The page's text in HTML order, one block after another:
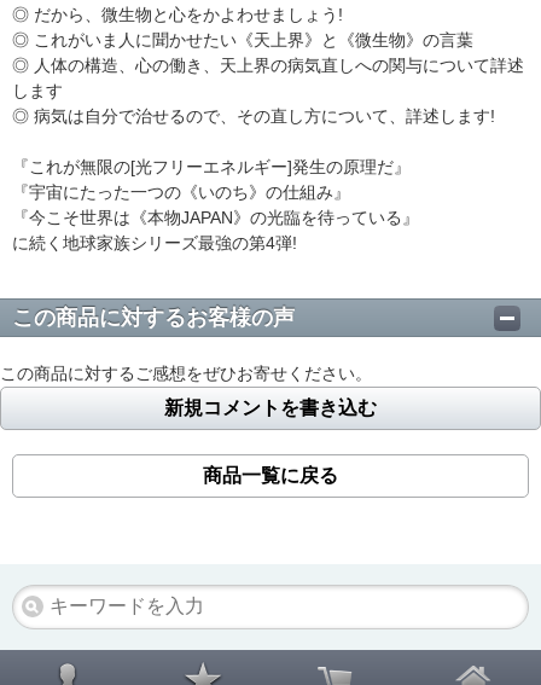
◎ だから、微生物と心をかよわせましょう!
◎ これがいま人に聞かせたい《天上界》と《微生物》の言葉
◎ 人体の構造、心の働き、天上界の病気直しへの関与について詳述
します
◎ 病気は自分で治せるので、その直し方について、詳述します!
『これが無限の[光フリーエネルギー]発生の原理だ』
『宇宙にたった一つの《いのち》の仕組み』
『今こそ世界は《本物JAPAN》の光臨を待っている』
に続く地球家族シリーズ最強の第4弾!
この商品に対するお客様の声
この商品に対するご感想をぜひお寄せください。
新規コメントを書き込む
商品一覧に戻る